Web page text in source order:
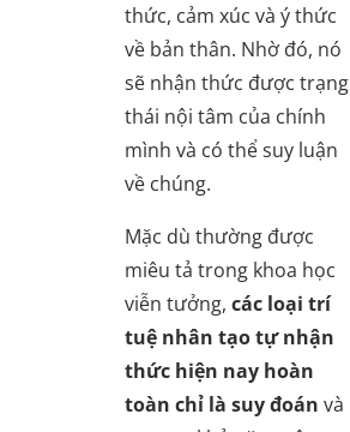
thức, cảm xúc và ý thức
về bản thân. Nhờ đó, nó
sẽ nhận thức được trạng
thái nội tâm của chính
mình và có thể suy luận
về chúng.
Mặc dù thường được
miêu tả trong khoa học
viễn tưởng, các loại trí
tuệ nhân tạo tự nhận
thức hiện nay hoàn
toàn chỉ là suy đoán và